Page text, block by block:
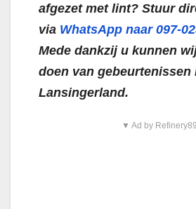
afgezet met lint? Stuur
via WhatsApp naar 097-
Mede dankzij u kunnen
doen van gebeurtenissen
Lansingerland.
▼ Ad by Refinery89